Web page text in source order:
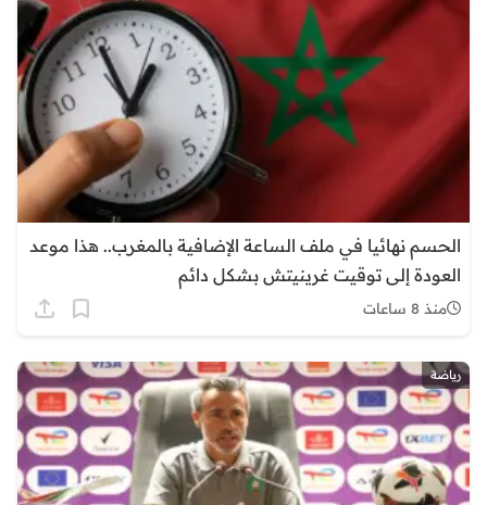
الحسم نهائيا في ملف الساعة الإضافية بالمغرب.. هذا موعد
العودة إلى توقيت غرينيتش بشكل دائم
منذ 8 ساعات
رياضة